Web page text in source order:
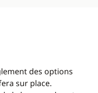
des options
sur place.